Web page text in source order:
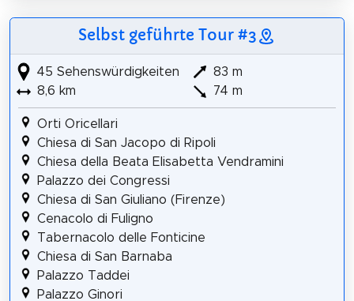
Selbst geführte Tour #3
45 Sehenswürdigkeiten
8,6 km
83 m
74 m
Orti Oricellari
Chiesa di San Jacopo di Ripoli
Chiesa della Beata Elisabetta Vendramini
Palazzo dei Congressi
Chiesa di San Giuliano (Firenze)
Cenacolo di Fuligno
Tabernacolo delle Fonticine
Chiesa di San Barnaba
Palazzo Taddei
Palazzo Ginori